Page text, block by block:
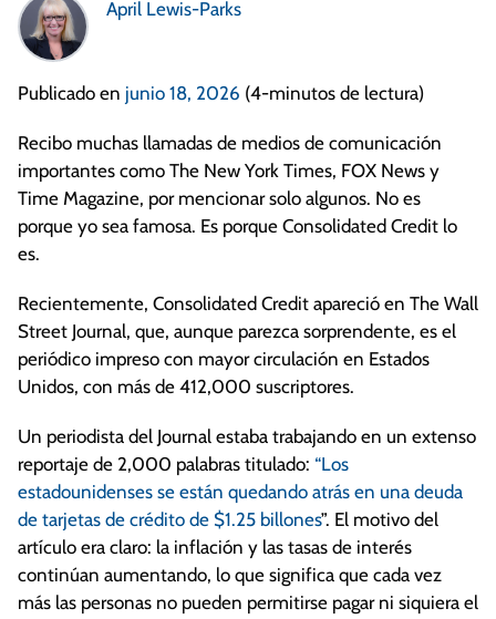
April Lewis-Parks
Publicado en junio 18, 2026 (4-minutos de lectura)
Recibo muchas llamadas de medios de comunicación
importantes como The New York Times, FOX News y
Time Magazine, por mencionar solo algunos. No es
porque yo sea famosa. Es porque Consolidated Credit lo
es.
Recientemente, Consolidated Credit apareció en The Wall
Street Journal, que, aunque parezca sorprendente, es el
periódico impreso con mayor circulación en Estados
Unidos, con más de 412,000 suscriptores.
Un periodista del Journal estaba trabajando en un extenso
reportaje de 2,000 palabras titulado: “Los
estadounidenses se están quedando atrás en una deuda
de tarjetas de crédito de $1.25 billones”. El motivo del
artículo era claro: la inflación y las tasas de interés
continúan aumentando, lo que significa que cada vez
más las personas no pueden permitirse pagar ni siquiera el